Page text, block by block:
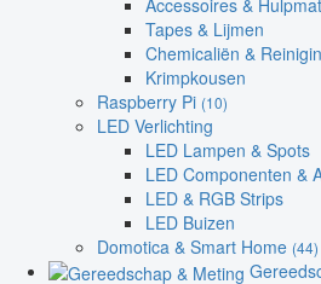
Tapes & Lijmen
Chemicaliën &
Krimpkousen
Raspberry Pi (10)
LED Verlichting
LED Lampen & Spots
LED Componenten &
LED & RGB Strips
LED Buizen
Domotica & Smart Home (44)